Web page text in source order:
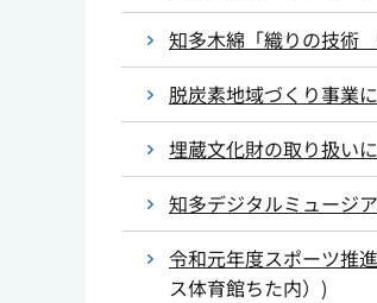
知多木綿「織りの技術
脱炭素地域づくり事業
埋蔵文化財の取り扱い
知多デジタルミュージ
令和元年度スポーツ推
ス体育館ちた内） )